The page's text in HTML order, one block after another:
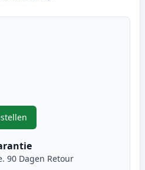
te passen
,2 stuks Canon CLI-526C
90 Dagen Retour